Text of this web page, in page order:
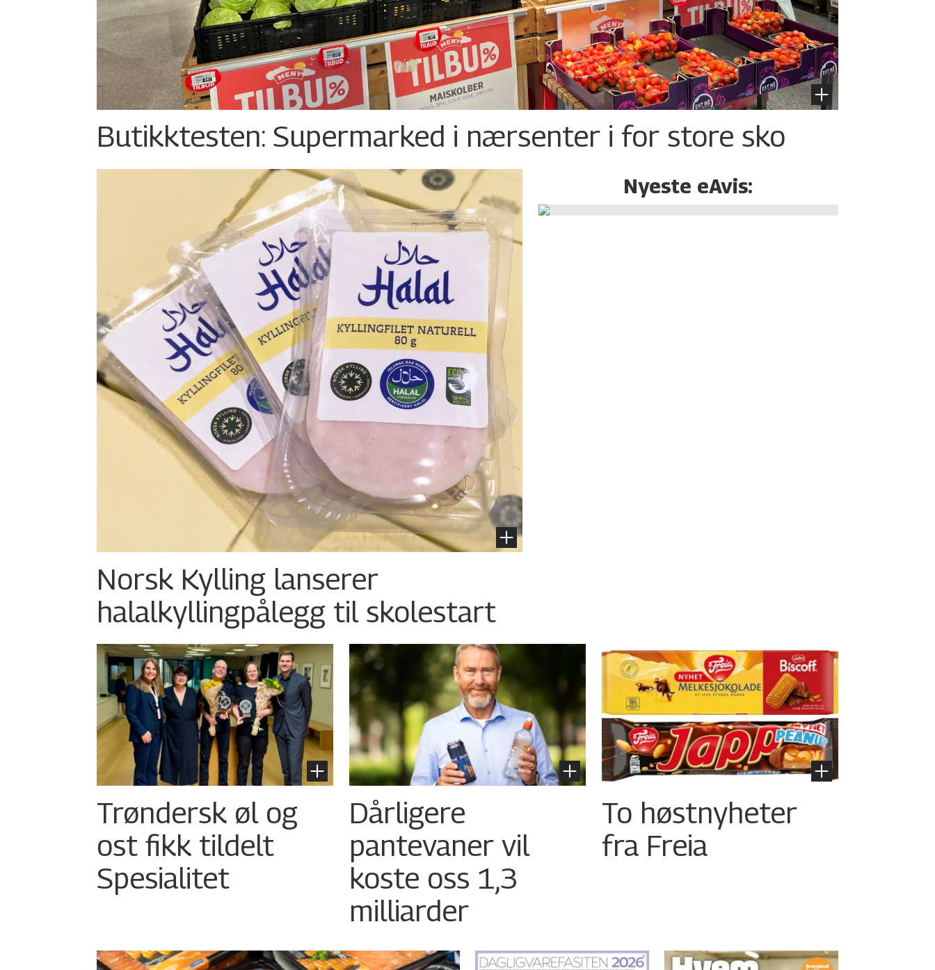
Butikktesten: Supermarked i nærsenter i for store sko
Norsk Kylling lanserer
halalkylling­pålegg til skolestart
Nyeste eAvis:
Trøndersk øl og
ost fikk tildelt
Spesialitet
Dårligere
pantevaner vil
koste oss 1,3
milliarder
To høstnyheter
fra Freia